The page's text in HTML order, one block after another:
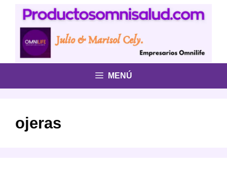
Saltar
contenido
MENÚ
ojeras